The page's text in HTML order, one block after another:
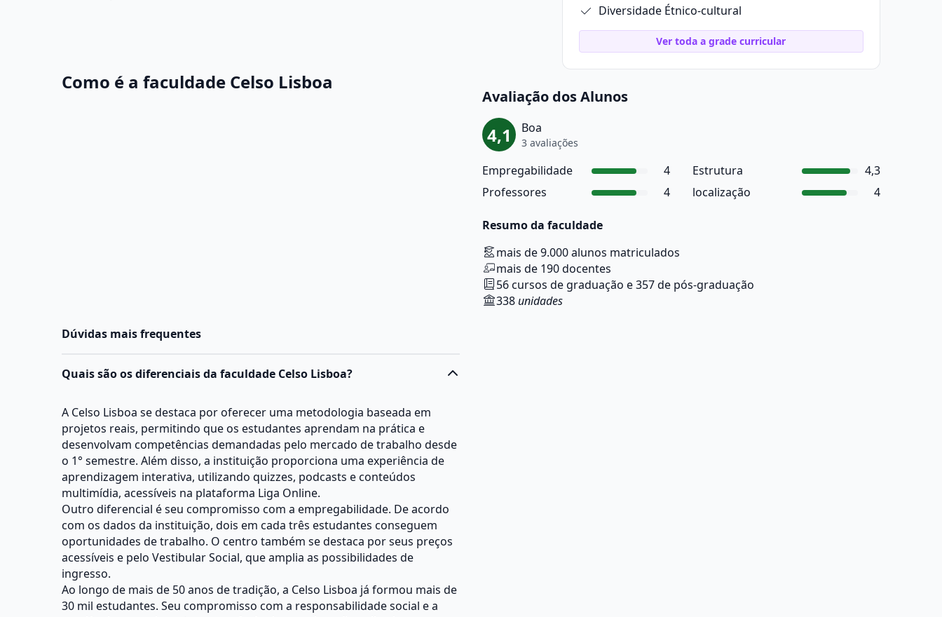
Diversidade Étnico-cultural
Ver toda a grade curricular
Como é a faculdade Celso Lisboa
Avaliação dos Alunos
4,1 Boa
3 avaliações
Empregabilidade 4 Estrutura
4,3
Professores
4 localização 4
Resumo da faculdade
mais de 9.000 alunos matriculados
mais de 190 docentes
56 cursos de graduação e 357 de pós-graduação
338unidades
Dúvidas mais frequentes
Quais são os diferenciais da faculdade Celso Lisboa?
A Celso Lisboa se destaca por oferecer uma metodologia baseada em
projetos reais, permitindo que os estudantes aprendam na prática e
desenvolvam competências demandadas pelo mercado de trabalho desde
o 1° semestre. Além disso, a instituição proporciona uma experiência de
aprendizagem interativa, utilizando quizzes, podcasts e conteúdos
multimídia, acessíveis na plataforma Liga Online.
Outro diferencial é seu compromisso com a empregabilidade. De acordo
com os dados da instituição, dois em cada três estudantes conseguem
oportunidades de trabalho. O centro também se destaca por seus preços
acessíveis e pelo Vestibular Social, que amplia as possibilidades de
ingresso.
Ao longo de mais de 50 anos de tradição, a Celso Lisboa já formou mais de
30 mil estudantes. Seu compromisso com a responsabilidade social e a